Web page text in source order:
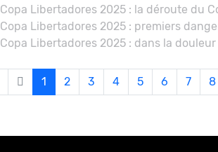
Copa Libertadores 2025 : la déroute du
Copa Libertadores 2025 : premiers
Copa Libertadores 2025 : dans la douleur
1 2 3 4 5 6 7 8